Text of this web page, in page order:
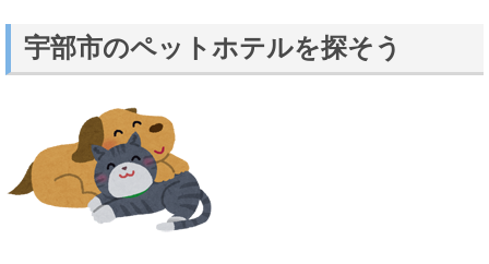
宇部市のペットホテルを探そう